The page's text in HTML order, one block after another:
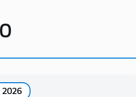
2026